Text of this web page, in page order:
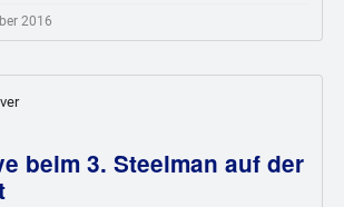
2016
beim 3. Steelman auf der